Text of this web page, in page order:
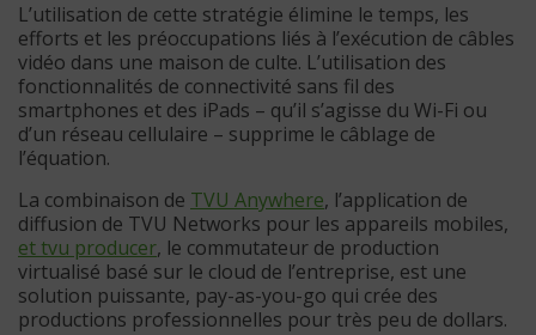
L’utilisation de cette stratégie élimine le temps, les
efforts et les préoccupations liés à l’exécution de câbles
vidéo dans une maison de culte. L’utilisation des
fonctionnalités de connectivité sans fil des
smartphones et des iPads – qu’il s’agisse du Wi-Fi ou
d’un réseau cellulaire – supprime le câblage de
l’équation.
La combinaison de TVU Anywhere, l’application de
diffusion de TVU Networks pour les appareils mobiles,
et tvu producer, le commutateur de production
virtualisé basé sur le cloud de l’entreprise, est une
solution puissante, pay-as-you-go qui crée des
productions professionnelles pour très peu de dollars.